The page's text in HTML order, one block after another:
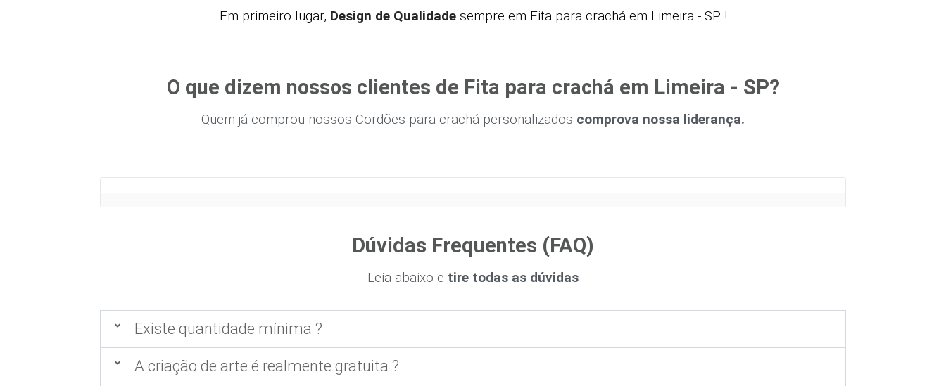
Em primeiro lugar, Design de Qualidade sempre em Fita para crachá em Limeira - SP !
O que dizem nossos clientes de Fita para crachá em Limeira - SP?
Quem já comprou nossos Cordões para crachá personalizados comprova nossa liderança.
Dúvidas Frequentes (FAQ)
Leia abaixo e tire todas as dúvidas
Existe quantidade mínima ?
A criação de arte é realmente gratuita ?